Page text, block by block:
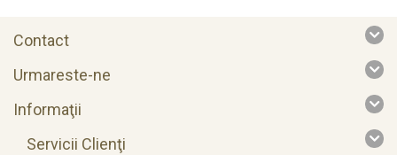
Contact
Urmareste-ne
Informaţii
Servicii Clienţi